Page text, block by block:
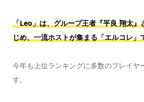
「Leo」は、グループ王者『平良 翔太
じめ、一流ホストが集まる「エルコレ」
今年も上位ランキングに多数のプレイヤ
す。